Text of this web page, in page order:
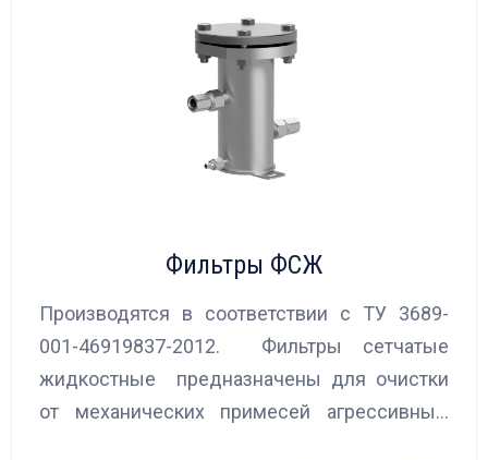
Фильтры ФСЖ
Производятся в соответствии с ТУ 3689-
001-46919837-2012. Фильтры сетчатые
жидкостные предназначены для очистки
от механических примесей агрессивных,